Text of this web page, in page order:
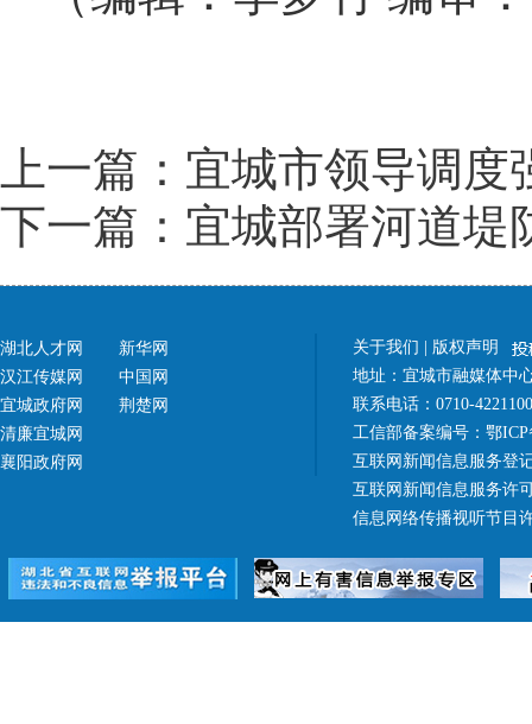
上一篇：宜城市领导调
下一篇：宜城部署河道堤
湖北人才网
汉江传媒网
宜城政府网
清廉宜城网
襄阳政府网
新华网
中国网
荆楚网
关于我们
版权声明
地址：宜城市融媒体中
联系电话：0710-
工信部备案编号： 鄂ICP
互联网新闻信息服务登
互联网新闻信息服务许
信息网络传播视听节目